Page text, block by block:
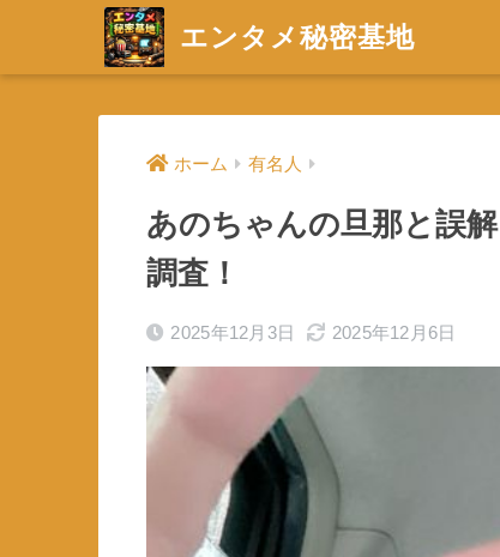
エンタメ秘密基地
ホーム 有名人
あのちゃんの旦那と誤
調査！
2025年12月3日 2025年12月6日